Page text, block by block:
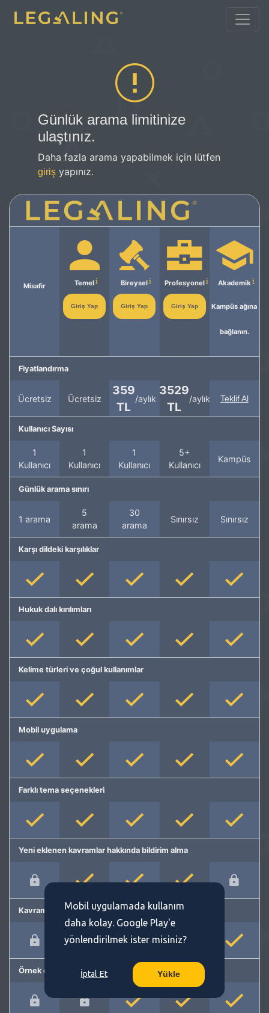
Günlük arama limitinize
ulaştınız.
Daha fazla arama yapabilmek için lütfen
giriş yapınız.
Misafir Temel
Giriş Yap
Bireysel
Giriş Yap
Profesyonel
Giriş Yap
Akademik
Kampüs ağına
bağlanın.
Fiyatlandırma
Ücretsiz Ücretsiz
359
TL
/aylık
3529
TL
/aylık Teklif Al
Kullanıcı Sayısı
1
Kullanıcı
1
Kullanıcı
1
Kullanıcı
5+
Kullanıcı
Kampüs
Günlük arama sınırı
1 arama
5
arama
30
arama
Sınırsız Sınırsız
Karşı dildeki karşılıklar
Hukuk dalı kırılımları
Kelime türleri ve çoğul kullanımlar
Mobil uygulama
Farklı tema seçenekleri
Yeni eklenen kavramlar hakkında bildirim alma
Kavram önerme
Örnek cümleler
Mobil uygulamada kullanım
daha kolay. Google Play'e
yönlendirilmek ister misiniz?
İptal Et Yükle